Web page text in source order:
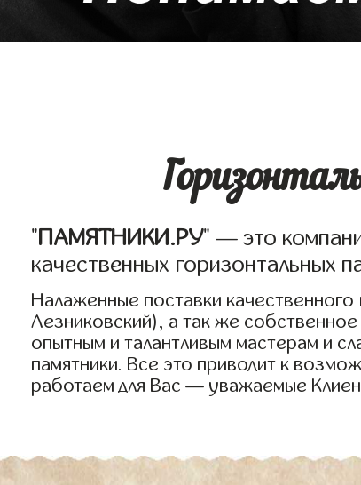
"ПАМЯТНИКИ.РУ" — это
качественных горизонтальных
Налаженные поставки
Лезниковский), а так же
опытным и талантливым мастерам и
памятники. Все это приводит к
работаем для Вас — уважаемые